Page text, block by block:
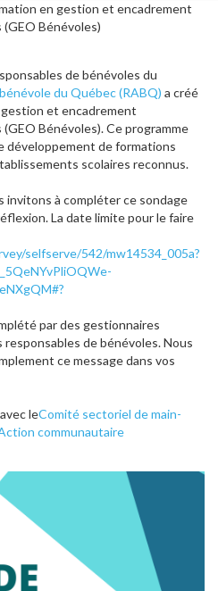
en gestion et encadrement
Bénévoles)
de bénévoles du
du Québec (RABQ) a créé
et encadrement
Bénévoles). Ce programme
développement de formations
scolaires reconnus.
invitons à compléter ce sondage
La date limite pour le faire
selfserve/542/mw14534_005a?
par des gestionnaires
responsables de bénévoles. Nous
ce message dans vos
leComité sectoriel de main-
communautaire